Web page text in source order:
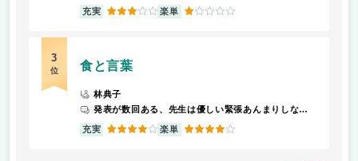
充実 3 楽単 1
3
位 食と言葉
林典子
発表が数回ある、先生は優しい緊張あんまりしないです
充実 4 楽単 4